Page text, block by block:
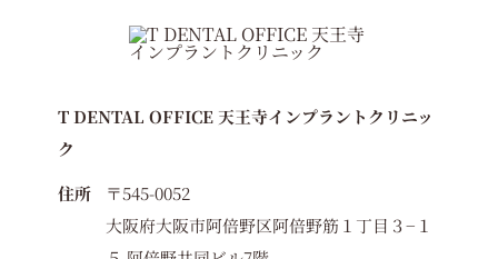
T DENTAL OFFICE 天王寺インプラントクリニッ
ク
住所
〒545-0052
大阪府大阪市阿倍野区阿倍野筋１丁目３−１